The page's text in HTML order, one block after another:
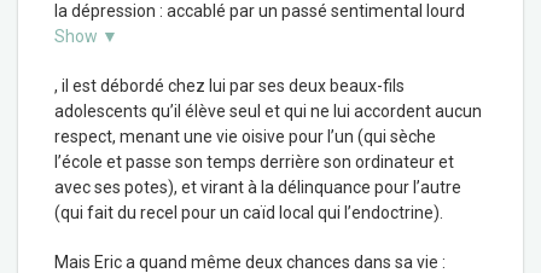
la dépression : accablé par un passé sentimental lourd
Show ▼
, il est débordé chez lui par ses deux beaux-fils
adolescents qu’il élève seul et qui ne lui accordent aucun
respect, menant une vie oisive pour l’un (qui sèche
l’école et passe son temps derrière son ordinateur et
avec ses potes), et virant à la délinquance pour l’autre
(qui fait du recel pour un caïd local qui l’endoctrine).
Mais Eric a quand même deux chances dans sa vie :